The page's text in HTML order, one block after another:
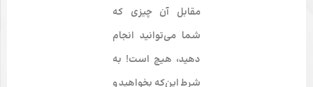
مقابل آن چیزی که
شما می­‌توانید انجام
دهید، هیچ است! به
شرط این‌که بخواهید و